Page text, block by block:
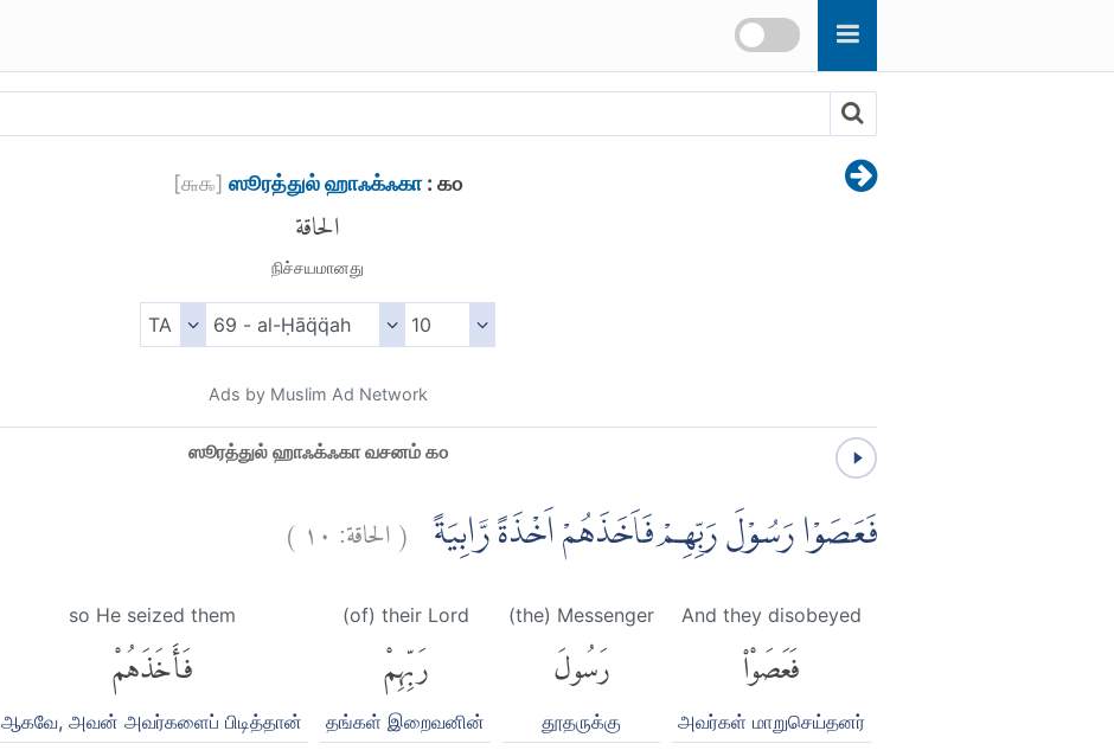
[௬௯] ஸூரத்துல் ஹாஃக்ஃகா: ௧௦
الحاقة
நிச்சயமானது
Ads by Muslim Ad Network
ஸூரத்துல் ஹாஃக்ஃகா வசனம் ௧௦
فَعَصَوْا رَسُوْلَ رَبِّهِمْ فَاَخَذَهُمْ اَخْذَةً رَّابِيَةً (الحاقة: ١٠ )
And they disobeyed
فَعَصَوْا۟
அவர்கள் மாறுசெய்தனர்
(the) Messenger
رَسُولَ
தூதருக்கு
(of) their Lord
رَبِّهِمْ
தங்கள் இறைவனின்
so He seized them
فَأَخَذَهُمْ
ஆகவே, அவன் அவர்களைப் பிடித்தான்